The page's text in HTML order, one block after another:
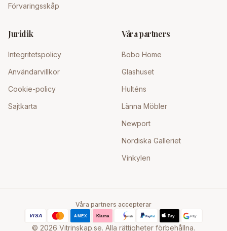
Förvaringsskåp
Juridik
Integritetspolicy
Användarvillkor
Cookie-policy
Sajtkarta
Våra partners
Bobo Home
Glashuset
Hulténs
Länna Möbler
Newport
Nordiska Galleriet
Vinkylen
Våra partners accepterar
© 2026 Vitrinskap.se. Alla rättigheter förbehållna.